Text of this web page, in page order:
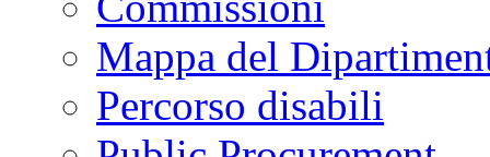
Mappa del
Percorso disabili